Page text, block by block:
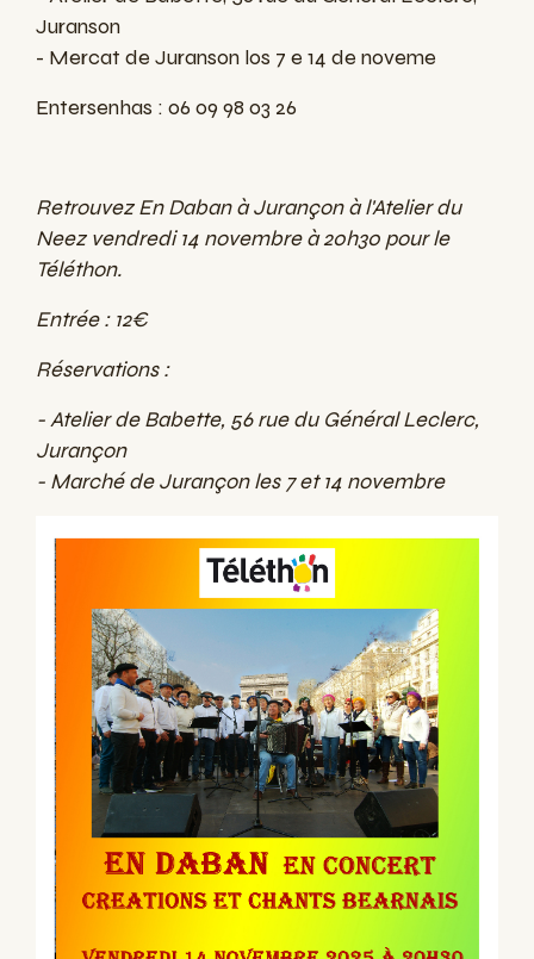
Juranson
- Mercat de Juranson los 7 e 14 de noveme
Entersenhas : 06 09 98 03 26
Retrouvez En Daban à Jurançon à l'Atelier du
Neez vendredi 14 novembre à 20h30 pour le
Téléthon.
Entrée : 12€
Réservations :
- Atelier de Babette, 56 rue du Général Leclerc,
Jurançon
- Marché de Jurançon les 7 et 14 novembre